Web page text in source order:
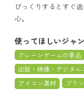
びっくりするとすぐ
心。
使ってほしいジャ
クレーンゲームの景品
出版・映像・デジタル
アイコン素材
ブラ